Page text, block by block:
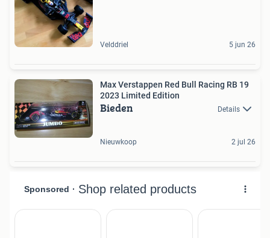
Velddriel 5 jun 26
Max Verstappen Red Bull Racing RB 19
2023 Limited Edition
Bieden Details
Nieuwkoop 2 jul 26